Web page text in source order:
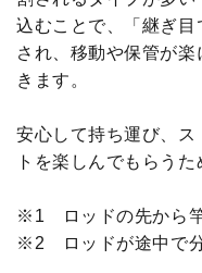
込むことで、「継ぎ
され、移動や保管が
きます。
安心して持ち運び、ス
トを楽しんでもらう
※1 ロッドの先から竿
※2 ロッドが途中で分